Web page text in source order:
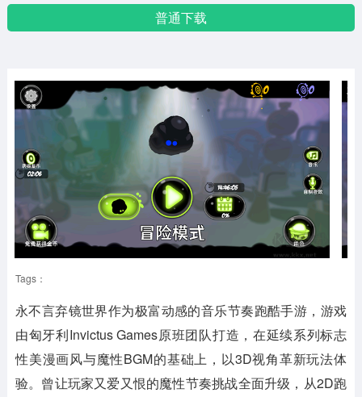
金融理财 新闻资讯 游戏辅助
安卓其它
普通下载
Tags：
永不言弃镜世界作为极富动感的音乐节奏跑酷手游，游戏
由匈牙利Invictus Games原班团队打造，在延续系列标志
性美漫画风与魔性BGM的基础上，以3D视角革新玩法体
验。曾让玩家又爱又恨的魔性节奏挑战全面升级，从2D跑